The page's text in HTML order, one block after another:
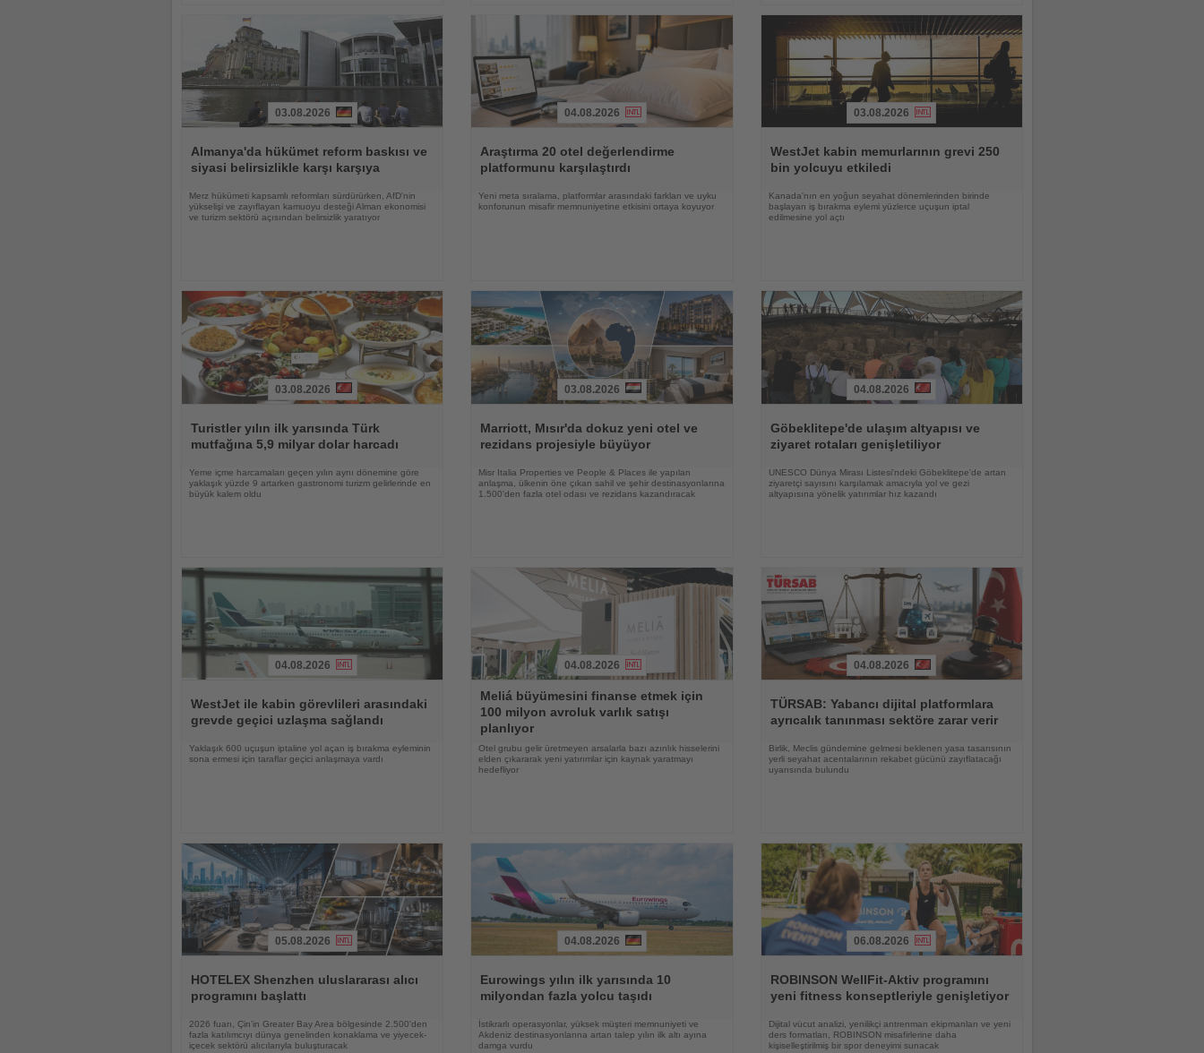
Oku
03.08.2026
Almanya'da hükümet reform baskısı ve
siyasi belirsizlikle karşı karşıya
Merz hükümeti kapsamlı reformları sürdürürken, AfD'nin
yükselişi ve zayıflayan kamuoyu desteği Alman ekonomisi
ve turizm sektörü açısından belirsizlik yaratıyor
Oku
04.08.2026
Araştırma 20 otel değerlendirme
platformunu karşılaştırdı
Yeni meta sıralama, platformlar arasındaki farkları ve uyku
konforunun misafir memnuniyetine etkisini ortaya koyuyor
Oku
03.08.2026
WestJet kabin memurlarının grevi 250
bin yolcuyu etkiledi
Kanada'nın en yoğun seyahat dönemlerinden birinde
başlayan iş bırakma eylemi yüzlerce uçuşun iptal
edilmesine yol açtı
Oku
03.08.2026
Turistler yılın ilk yarısında Türk
mutfağına 5,9 milyar dolar harcadı
Yeme içme harcamaları geçen yılın aynı dönemine göre
yaklaşık yüzde 9 artarken gastronomi turizm gelirlerinde en
büyük kalem oldu
Oku
03.08.2026
Marriott, Mısır'da dokuz yeni otel ve
rezidans projesiyle büyüyor
Misr Italia Properties ve People & Places ile yapılan
anlaşma, ülkenin öne çıkan sahil ve şehir destinasyonlarına
1.500'den fazla otel odası ve rezidans kazandıracak
Oku
04.08.2026
Göbeklitepe'de ulaşım altyapısı ve
ziyaret rotaları genişletiliyor
UNESCO Dünya Mirası Listesi'ndeki Göbeklitepe'de artan
ziyaretçi sayısını karşılamak amacıyla yol ve gezi
altyapısına yönelik yatırımlar hız kazandı
Oku
04.08.2026
WestJet ile kabin görevlileri arasındaki
grevde geçici uzlaşma sağlandı
Yaklaşık 600 uçuşun iptaline yol açan iş bırakma eyleminin
sona ermesi için taraflar geçici anlaşmaya vardı
Oku
04.08.2026
Meliá büyümesini finanse etmek için
100 milyon avroluk varlık satışı
planlıyor
Otel grubu gelir üretmeyen arsalarla bazı azınlık hisselerini
elden çıkararak yeni yatırımlar için kaynak yaratmayı
hedefliyor
Oku
04.08.2026
TÜRSAB: Yabancı dijital platformlara
ayrıcalık tanınması sektöre zarar verir
Birlik, Meclis gündemine gelmesi beklenen yasa tasarısının
yerli seyahat acentalarının rekabet gücünü zayıflatacağı
uyarısında bulundu
Oku
05.08.2026
HOTELEX Shenzhen uluslararası alıcı
programını başlattı
2026 fuarı, Çin'in Greater Bay Area bölgesinde 2.500'den
fazla katılımcıyı dünya genelinden konaklama ve yiyecek-
içecek sektörü alıcılarıyla buluşturacak
Oku
04.08.2026
Eurowings yılın ilk yarısında 10
milyondan fazla yolcu taşıdı
İstikrarlı operasyonlar, yüksek müşteri memnuniyeti ve
Akdeniz destinasyonlarına artan talep yılın ilk altı ayına
damga vurdu
Oku
06.08.2026
ROBINSON WellFit-Aktiv programını
yeni fitness konseptleriyle genişletiyor
Dijital vücut analizi, yenilikçi antrenman ekipmanları ve yeni
ders formatları, ROBINSON misafirlerine daha
kişiselleştirilmiş bir spor deneyimi sunacak